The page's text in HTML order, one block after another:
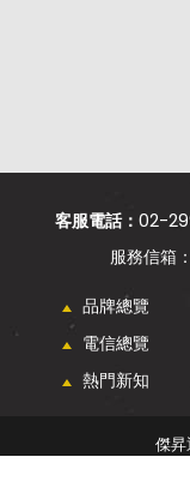
客服電話： 02-
品牌總覽
電信總覽
熱門新知
傑昇